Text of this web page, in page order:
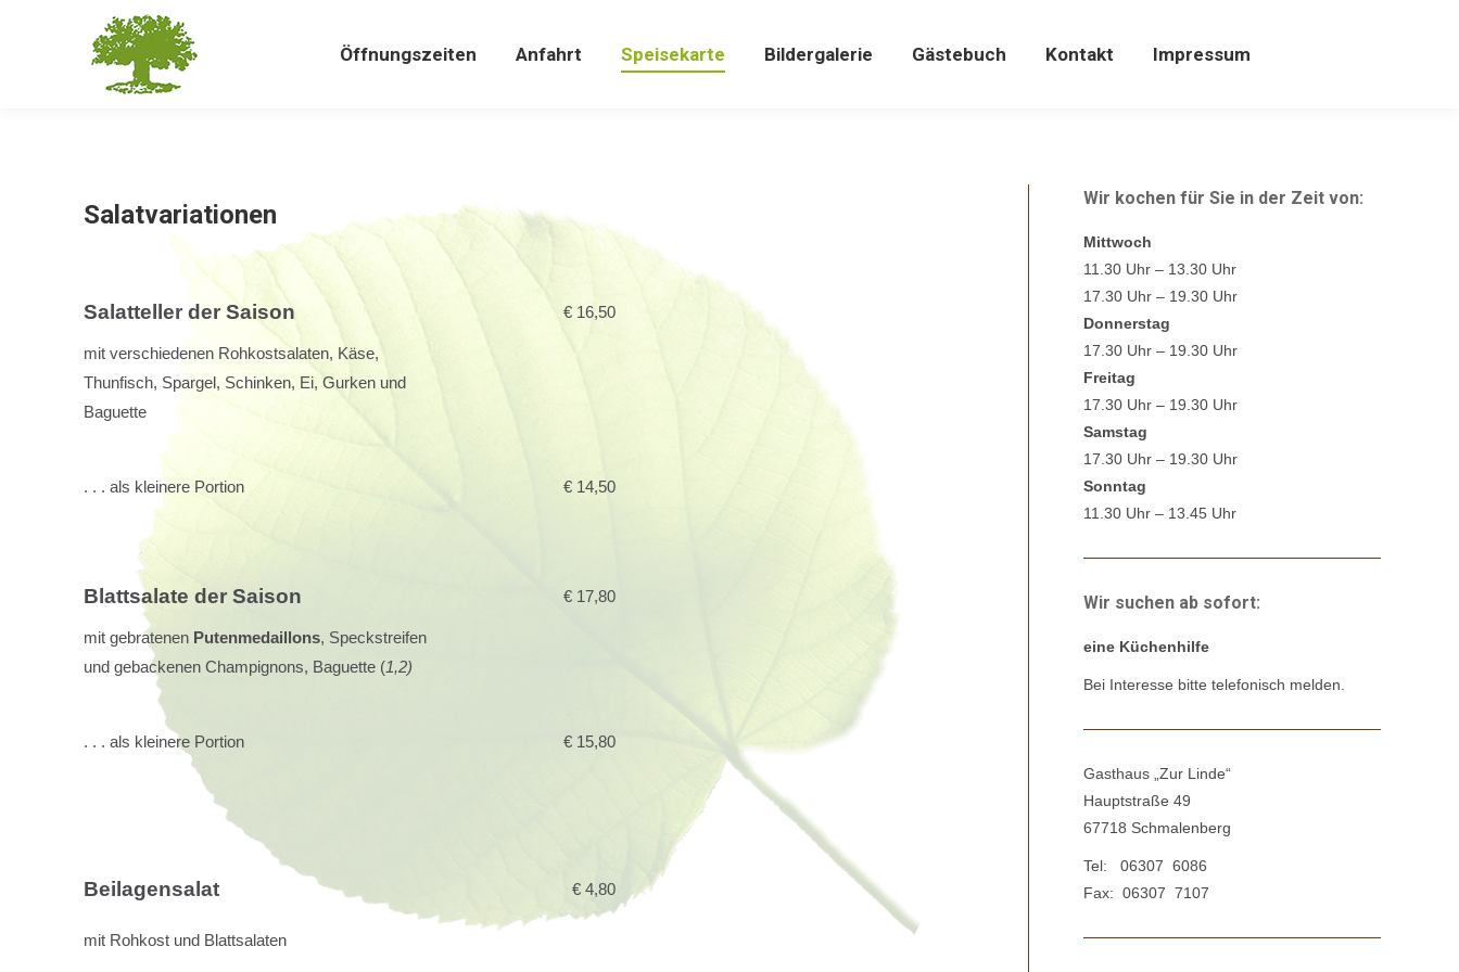
Öffnungszeiten Anfahrt Speisekarte Bildergalerie Gästebuch Kontakt Impressum
Salatvariationen
Salatteller der Saison € 16,50
mit verschiedenen Rohkostsalaten, Käse,
Thunfisch, Spargel, Schinken, Ei, Gurken und
Baguette
. . . als kleinere Portion € 14,50
Blattsalate der Saison € 17,80
mit gebratenen Putenmedaillons, Speckstreifen
und gebackenen Champignons, Baguette (1,2)
. . . als kleinere Portion € 15,80
Beilagensalat € 4,80
mit Rohkost und Blattsalaten
Wir kochen für Sie in der Zeit von:
Mittwoch
11.30 Uhr – 13.30 Uhr
17.30 Uhr – 19.30 Uhr
Donnerstag
17.30 Uhr – 19.30 Uhr
Freitag
17.30 Uhr – 19.30 Uhr
Samstag
17.30 Uhr – 19.30 Uhr
Sonntag
11.30 Uhr – 13.45 Uhr
Wir suchen ab sofort:
eine Küchenhilfe
Bei Interesse bitte telefonisch melden.
Gasthaus „Zur Linde“
Hauptstraße 49
67718 Schmalenberg
Tel: 06307 6086
Fax: 06307 7107